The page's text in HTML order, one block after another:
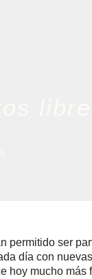
permitido ser
día con
hoy mucho